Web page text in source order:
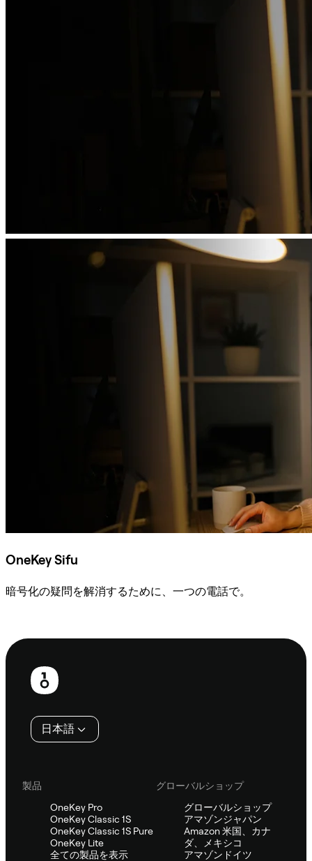
OneKey Sifu
暗号化の疑問を解消するために、一つの電話で。
フ
日本語
製品
OneKey Pro
OneKey Classic 1S
OneKey Classic 1S Pure
OneKey Lite
全ての製品を表示
グローバルショップ
グローバルショップ
アマゾンジャパン
Amazon 米国、カナ
ダ、メキシコ
アマゾンドイツ